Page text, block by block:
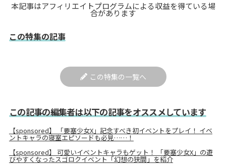
本記事はアフィリエイトプログラムによる収益を得ている場
合があります
この特集の記事
この特集の一覧へ
この記事の編集者は以下の記事をオススメしています
【sponsored】 「要塞少女X」記念すべき初イベントをプレイ！ イベ
ントキャラの寝室エピソードも必見……！
【sponsored】 可愛いイベントキャラもゲット！ 「要塞少女X」の遊
びやすくなったスゴロクイベント「幻想の狭間」を紹介